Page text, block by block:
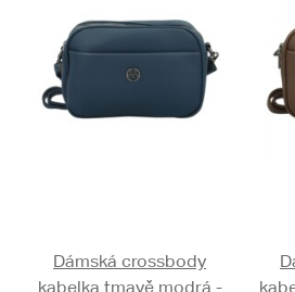
Dámská crossbody
kabelka tmavě modrá -